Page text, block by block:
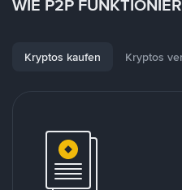
WIE P2P
Kryptos kaufen Kryptos